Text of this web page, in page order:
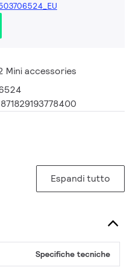
Mini accessories
871829193778400
Espandi tutto
Specifiche tecniche